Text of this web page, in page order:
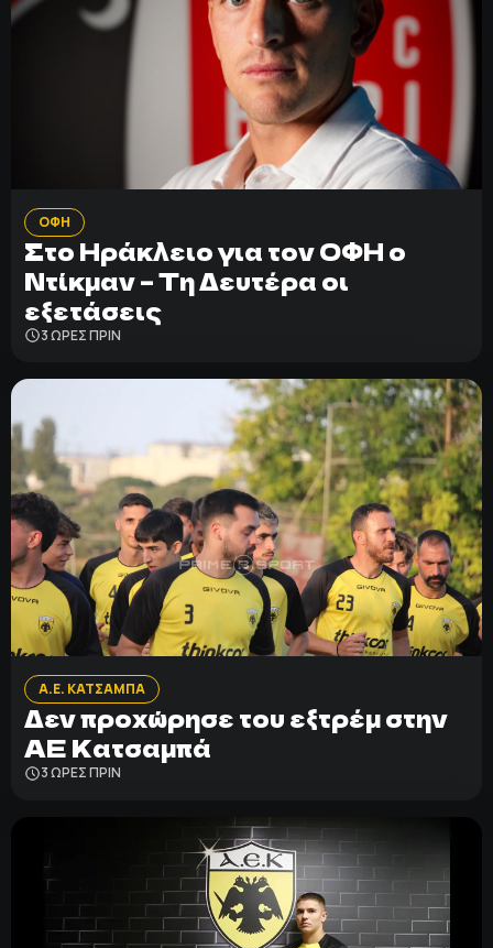
ΟΦΗ
Στο Ηράκλειο για τον ΟΦΗ ο
Ντίκμαν – Τη Δευτέρα οι
εξετάσεις
3 ΩΡΕΣ ΠΡΙΝ
Α.Ε. ΚΑΤΣΑΜΠΑ
Δεν προχώρησε του εξτρέμ στην
ΑΕ Κατσαμπά
3 ΩΡΕΣ ΠΡΙΝ